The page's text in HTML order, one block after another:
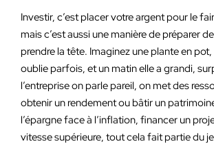
Investir, c’est placer votre argent pour le
mais c’est aussi une manière de préparer
prendre la tête. Imaginez une plante en
oublie parfois, et un matin elle a grandi,
l’entreprise on parle pareil, on met des
obtenir un rendement ou bâtir un
l’épargne face à l’inflation, financer un
vitesse supérieure, tout cela fait partie du